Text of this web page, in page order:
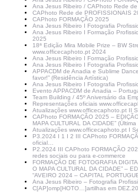
Ana Jesus Ribeiro / CAPhoto Rede
CAPhoto Rede de PROFISSIONAIS
CAPhoto FORMAÇÃO 2025
Ana Jesus Ribeiro I Fotografia
Ana Jesus Ribeiro I Formação
2025
18ª Edição Mira Mobile Prize – BW
www.officecaphoto.pt 2024
Ana Jesus Ribeiro I Formação
Ana Jesus Ribeiro I Fotografia
APPACDM de Anadia e Sublime
favor!” (Residência Artística)
Ana Jesus Ribeiro I Fotografia
Evento APPACDM de Anadia –
Team Building / 45º Aniversário da
Representações oficiais
Atualizações www.officecaphoto.pt II
CAPhoto FORMAÇÃO 2025 –
MAPA CULTURAL DA CIDADE”
Atualizações www.officecaphoto.pt I
P3.2024 I 1 I 2 III CAPhoto
oficial…
P2.2024 III CAPhoto FORMAÇÃO
redes sociais ou para e-commerce
FORMAÇÃO DE FOTOGRAFIA
O MAPA CULTURAL DA CIDADE” –
“AVEIRO 2024 – CAPITAL
Ana Jesus Ribeiro – Fotografia
C[AP]omp[HOTO…]artilhas em